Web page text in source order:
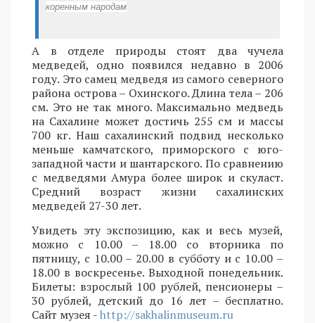
коренным народам
А в отделе природы стоят два чучела
медведей, одно появился недавно в 2006
году. Это самец медведя из самого северного
района острова – Охинского. Длина тела – 206
см. Это не так много. Максимально медведь
на Сахалине может достичь 255 см и массы
700 кг. Наш сахалинский подвид несколько
меньше камчатского, приморского с юго-
западной части и шантарского. По сравнению
с медведями Амура более широк и скуласт.
Средний возраст жизни сахалинских
медведей 27-30 лет.
Увидеть эту экспозицию, как и весь музей,
можно с 10.00 – 18.00 со вторника по
пятницу, с 10.00 – 20.00 в субботу и с 10.00 –
18.00 в воскресенье. Выходной понедельник.
Билеты: взрослый 100 рублей, пенсионеры –
30 рублей, детский до 16 лет – бесплатно.
Сайт музея -http://sakhalinmuseum.ru